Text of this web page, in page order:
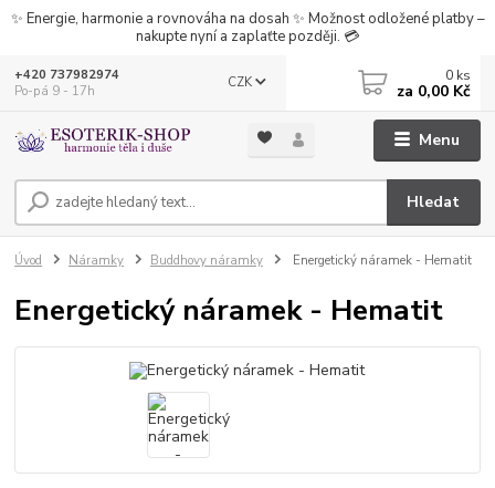
✨ Energie, harmonie a rovnováha na dosah ✨ Možnost odložené platby –
nakupte nyní a zaplaťte později. 💳
Menu
CZK
Hledat
+420 737982974
Po-pá 9 - 17h
0 ks
za 0,00 Kč
Úvod Náramky Buddhovy náramky Energetický náramek - Hematit
Energetický náramek - Hematit